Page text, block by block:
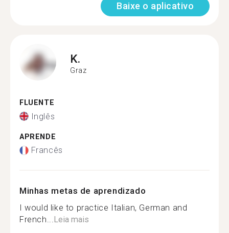
Baixe o aplicativo
K.
Graz
FLUENTE
Inglês
APRENDE
Francês
Minhas metas de aprendizado
I would like to practice Italian, German and
French...Leia mais